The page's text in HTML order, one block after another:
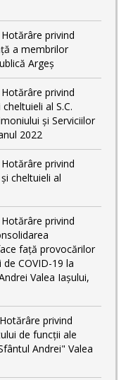
privind
a membrilor
Argeș
privind
al S.C.
și Serviciilor
2022
privind
cheltuieli al
privind
față provocărilor
COVID-19 la
Valea Iașului,
privind
de funcții ale
Andrei" Valea